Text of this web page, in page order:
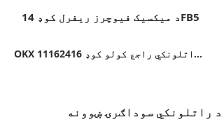
د میکسیک فیوچرز ریفرل کوډ 14FB5
OKX د راتلونکي راجع کولو کوډ 11162416
د راتلونکي سوداګرۍ ښوونه